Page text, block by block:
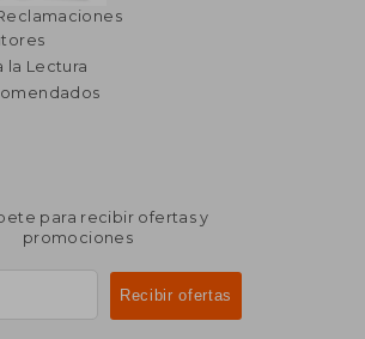
la Lectura
para recibir ofertas y
promociones